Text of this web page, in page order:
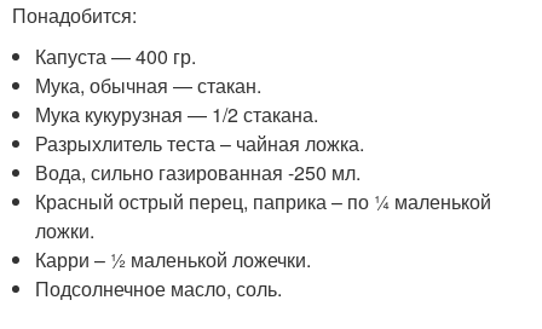
Понадобится:
Капуста — 400 гр.
Мука, обычная — стакан.
Мука кукурузная — 1/2 стакана.
Разрыхлитель теста – чайная ложка.
Вода, сильно газированная -250 мл.
Красный острый перец, паприка – по ¼ маленькой
ложки.
Карри – ½ маленькой ложечки.
Подсолнечное масло, соль.